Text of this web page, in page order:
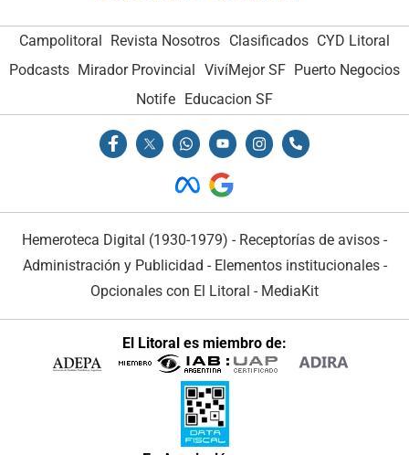
Campolitoral Revista Nosotros Clasificados CYD Litoral
Podcasts Mirador Provincial VivíMejor SF Puerto Negocios
Notife
Educacion SF
Hemeroteca Digital (1930-1979) - Receptorías de avisos -
Administración y Publicidad - Elementos institucionales-
Opcionales con El Litoral - MediaKit
El Litoral es miembro de: